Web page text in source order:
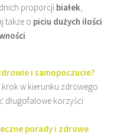
proporcji białek,
także o piciu dużych ilości
.
i samopoczucie?
w kierunku zdrowego
długofalowe korzyści
porady i zdrowe